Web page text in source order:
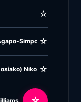
☆
Simponia (1963)
☆
Nikos Kalergis
☆